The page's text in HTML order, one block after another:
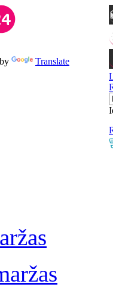
Translate